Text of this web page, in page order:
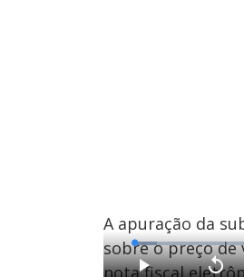
A apuração da
sobre o preço de
nota fiscal
L
o
a
d